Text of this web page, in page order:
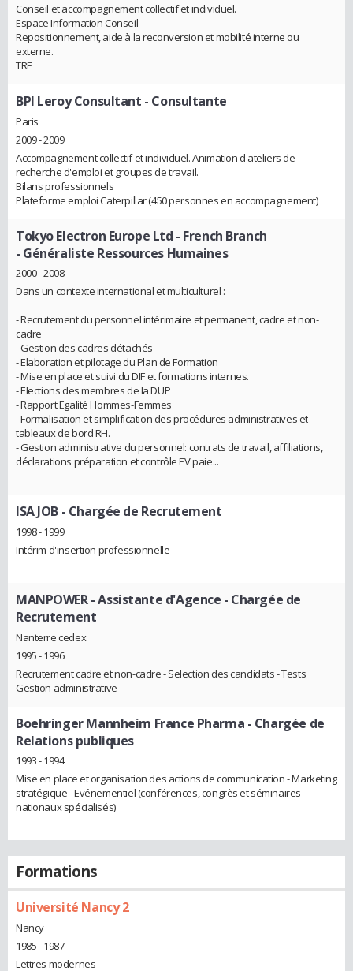
Conseil et accompagnement collectif et individuel.
Espace Information Conseil
Repositionnement, aide à la reconversion et mobilité interne ou
externe.
TRE
BPI Leroy Consultant - Consultante
Paris
2009 - 2009
Accompagnement collectif et individuel. Animation d'ateliers de
recherche d'emploi et groupes de travail.
Bilans professionnels
Plateforme emploi Caterpillar (450 personnes en accompagnement)
Tokyo Electron Europe Ltd - French Branch
- Généraliste Ressources Humaines
2000 - 2008
Dans un contexte international et multiculturel :
- Recrutement du personnel intérimaire et permanent, cadre et non-
cadre
- Gestion des cadres détachés
- Elaboration et pilotage du Plan de Formation
- Mise en place et suivi du DIF et formations internes.
- Elections des membres de la DUP
- Rapport Egalité Hommes-Femmes
- Formalisation et simplification des procédures administratives et
tableaux de bord RH.
- Gestion administrative du personnel: contrats de travail, affiliations,
déclarations préparation et contrôle EV paie...
ISA JOB - Chargée de Recrutement
1998 - 1999
Intérim d'insertion professionnelle
MANPOWER- Assistante d'Agence - Chargée de
Recrutement
Nanterre cedex
1995 - 1996
Recrutement cadre et non-cadre - Selection des candidats - Tests
Gestion administrative
Boehringer Mannheim France Pharma - Chargée de
Relations publiques
1993 - 1994
Mise en place et organisation des actions de communication - Marketing
stratégique - Evénementiel (conférences, congrès et séminaires
nationaux spécialisés)
Formations
Université Nancy 2
Nancy
1985 - 1987
Lettres modernes